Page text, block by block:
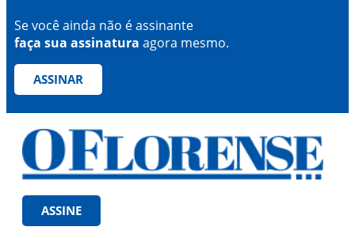
Se você ainda não é assinante
faça sua assinatura agora mesmo.
ASSINAR
ASSINE